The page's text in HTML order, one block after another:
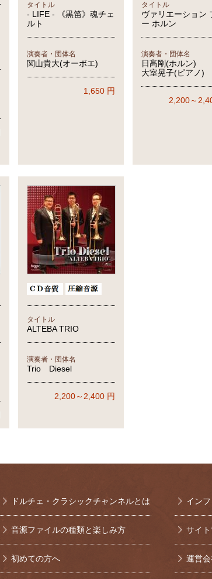
タイトル
- LIFE - 《黒笛》魂チェ
ルト
演奏者・団体名
関山貴大(オーボエ)
1,650 円
タイトル
ヴァリエーション
ー ホルン
演奏者・団体名
日髙剛(ホルン)
大室晃子(ピアノ)
2,200～
タイトル
ALTEBA TRIO
演奏者・団体名
Trio Diesel
2,200～2,400 円
ドルチェ・クラシックチャンネルとは
音源ファイルの種類と楽しみ方
初めての方へ
イン
サイ
運営